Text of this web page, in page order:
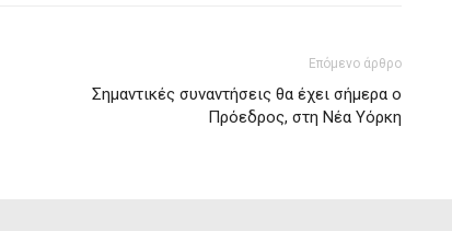
Επόμενο άρθρο
Σημαντικές συναντήσεις θα έχει σήμερα ο
Πρόεδρος, στη Νέα Υόρκη